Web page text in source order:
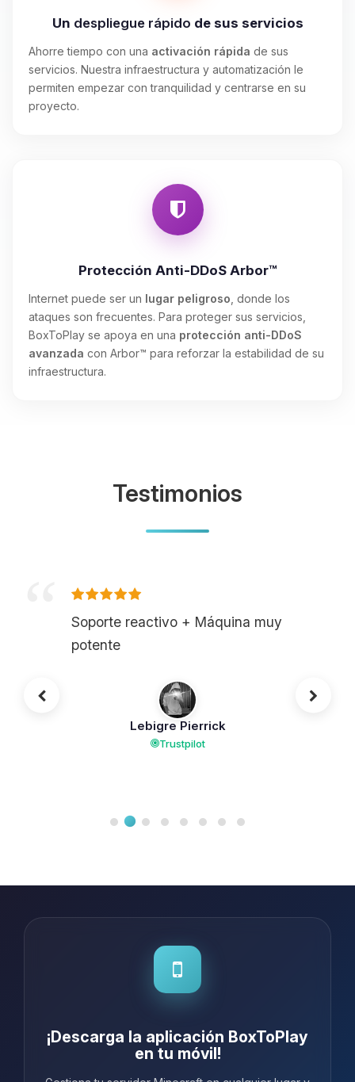
Un despliegue rápido de sus servicios
Ahorre tiempo con una activación rápida de sus
servicios. Nuestra infraestructura y automatización le
permiten empezar con tranquilidad y centrarse en su
proyecto.
Protección Anti-DDoS Arbor™
Internet puede ser un lugar peligroso , donde los
ataques son frecuentes. Para proteger sus servicios,
BoxToPlay se apoya en una protección anti-DDoS
avanzada con Arbor™ para reforzar la estabilidad de su
infraestructura.
Testimonios
Soporte reactivo + Máquina muy
potente
Lebigre Pierrick
Trustpilot
¡Descarga la aplicación BoxToPlay
en tu móvil!